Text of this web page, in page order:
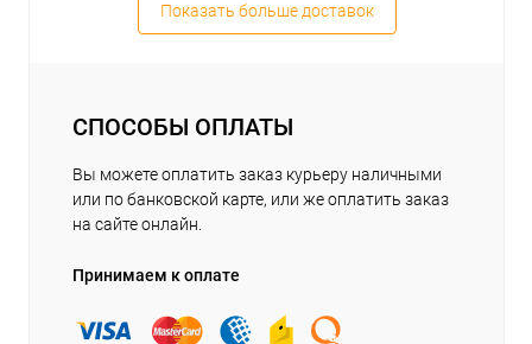
Показать больше доставок
СПОСОБЫ ОПЛАТЫ
Вы можете оплатить заказ курьеру наличными
или по банковской карте, или же оплатить заказ
на сайте онлайн.
Принимаем к оплате